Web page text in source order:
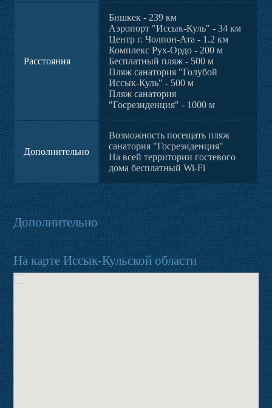
Расстояния
Бишкек - 239 км
Аэропорт "Иссык-Куль" - 34 км
Центр г. Чолпон-Ата - 1.2 км
Комплекс Рух-Ордо - 200 м
Бесплатный пляж - 500 м
Пляж санатория "Голубой
Иссык-Куль" - 500 м
Пляж санатория
"Госрезиденция" - 1000 м
Дополнительно
Возможность посещать пляж
санатория "Госрезиденция"
На всей территории гостевого
дома бесплатный Wi-Fi
Дополнительно
На карте Иссык-Кульской области